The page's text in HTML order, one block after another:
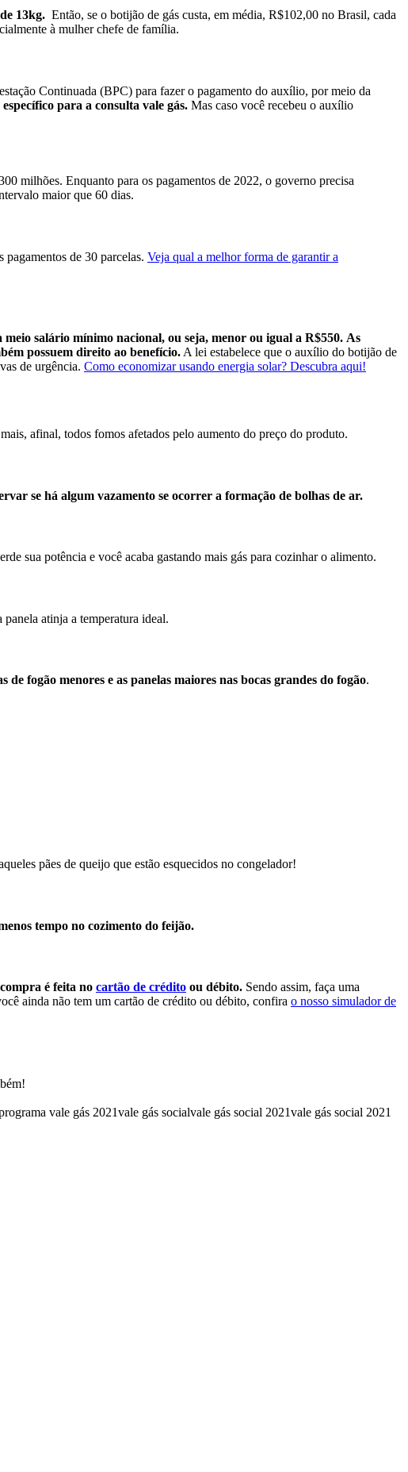
13kg. Então, se o botijão de gás custa, em média, R$102,00 no Brasil, cada
à mulher chefe de família.
Continuada (BPC) para fazer o pagamento do auxílio, por meio da
para a consulta vale gás. Mas caso você recebeu o auxílio
milhões. Enquanto para os pagamentos de 2022, o governo precisa
maior que 60 dias.
pagamentos de 30 parcelas. Veja qual a melhor forma de garantir a
salário mínimo nacional, ou seja, menor ou igual a R$550. As
possuem direito ao benefício.A lei estabelece que o auxílio do botijão de
de urgência. Como economizar usando energia solar? Descubra aqui!
afinal, todos fomos afetados pelo aumento do preço do produto.
se há algum vazamento se ocorrer a formação de bolhas de ar.
sua potência e você acaba gastando mais gás para cozinhar o alimento.
atinja a temperatura ideal.
de fogão menores e as panelas maiores nas bocas grandes do fogão.
pães de queijo que estão esquecidos no congelador!
tempo no cozimento do feijão.
é feita no cartão de crédito ou débito. Sendo assim, faça uma
ainda não tem um cartão de crédito ou débito, confira o nosso simulador de
vale gás 2021vale gás socialvale gás social 2021vale gás social 2021